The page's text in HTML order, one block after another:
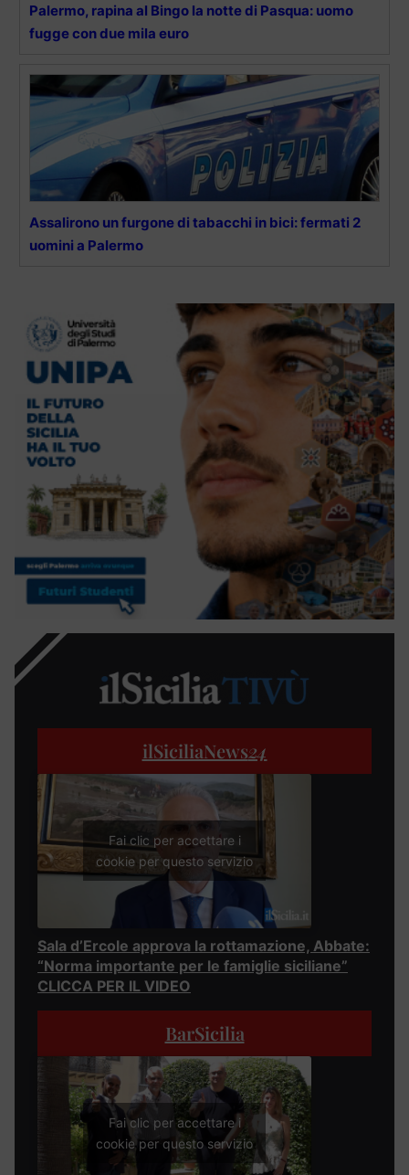
Palermo, rapina al Bingo la notte di Pasqua: uomo
fugge con due mila euro
Assalirono un furgone di tabacchi in bici: fermati 2
uomini a Palermo
ilSiciliaNews24
Fai clic per accettare i
cookie per questo servizio
Sala d’Ercole approva la rottamazione, Abbate:
“Norma importante per le famiglie siciliane”
CLICCA PER IL VIDEO
BarSicilia
Fai clic per accettare i
cookie per questo servizio